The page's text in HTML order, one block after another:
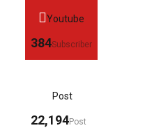
Youtube
384Subscriber
Post
22,194Post